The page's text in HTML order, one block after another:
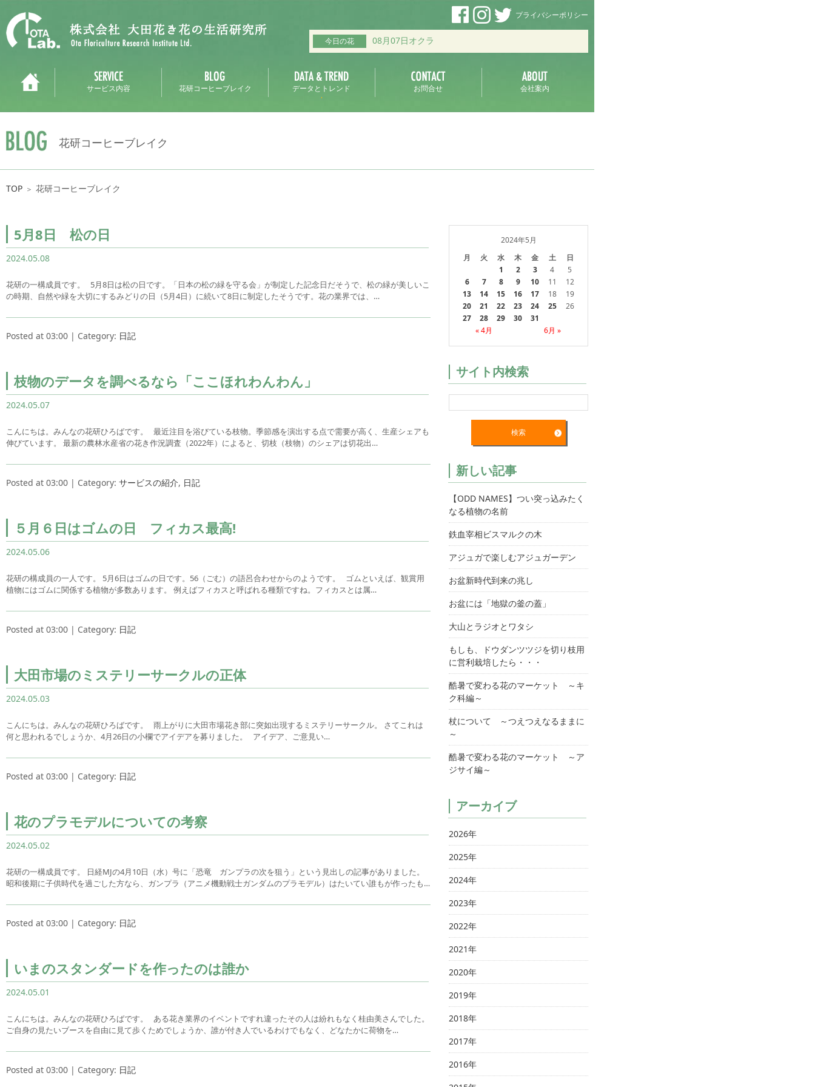
プライバシーポリシー
今日の花 08月07日オクラ
サービス内容 花研コーヒーブレイク データとトレンド お問合せ 会社案内
花研コーヒーブレイク
TOP ＞ 花研コーヒーブレイク
5月8日 松の日
2024.05.08
花研の一構成員です。 5月8日は松の日です。「日本の松の緑を守る会」が制定した記念日だそうで、松の緑が美しいこ
の時期、自然や緑を大切にするみどりの日（5月4日）に続いて8日に制定したそうです。花の業界では、…
Posted at 03:00 | Category: 日記
枝物のデータを調べるなら「ここほれわんわん」
2024.05.07
こんにちは。みんなの花研ひろばです。 最近注目を浴びている枝物。季節感を演出する点で需要が高く、生産シェアも
伸びています。 最新の農林水産省の花き作況調査（2022年）によると、切枝（枝物）のシェアは切花出…
Posted at 03:00 | Category: サービスの紹介, 日記
５月６日はゴムの日 フィカス最高!
2024.05.06
花研の構成員の一人です。 5月6日はゴムの日です。56（ごむ）の語呂合わせからのようです。 ゴムといえば、観賞用
植物にはゴムに関係する植物が多数あります。 例えばフィカスと呼ばれる種類ですね。フィカスとは属…
Posted at 03:00 | Category: 日記
大田市場のミステリーサークルの正体
2024.05.03
こんにちは。みんなの花研ひろばです。 雨上がりに大田市場花き部に突如出現するミステリーサークル。 さてこれは
何と思われるでしょうか、4月26日の小欄でアイデアを募りました。 アイデア、ご意見い…
Posted at 03:00 | Category: 日記
花のプラモデルについての考察
2024.05.02
花研の一構成員です。 日経MJの4月10日（水）号に「恐竜 ガンプラの次を狙う」という見出しの記事がありました。
昭和後期に子供時代を過ごした方なら、ガンプラ（アニメ機動戦士ガンダムのプラモデル）はたいてい誰もが作ったも…
Posted at 03:00 | Category: 日記
いまのスタンダードを作ったのは誰か
2024.05.01
こんにちは。みんなの花研ひろばです。 ある花き業界のイベントですれ違ったその人は紛れもなく桂由美さんでした。
ご自身の見たいブースを自由に見て歩くためでしょうか、誰が付き人でいるわけでもなく、どなたかに荷物を…
Posted at 03:00 | Category: 日記
2024年5月
月
火 水 木 金 土 日
« 4月 6月 »
1 2 3 4
5
6
7 8 9 10 11
12
13
14 15 16 17 18
19
20
21 22 23 24 25
26
27
28 29 30 31
サイト内検索
新しい記事
【ODD NAMES】つい突っ込みたく
なる植物の名前
鉄血宰相ビスマルクの木
アジュガで楽しむアジュガーデン
お盆新時代到来の兆し
お盆には「地獄の釜の蓋」
大山とラジオとワタシ
もしも、ドウダンツツジを切り枝用
に営利栽培したら・・・
酷暑で変わる花のマーケット ～キ
ク科編～
杖について ～つえつえなるままに
～
酷暑で変わる花のマーケット ～ア
ジサイ編～
アーカイブ
2026年
2025年
2024年
2023年
2022年
2021年
2020年
2019年
2018年
2017年
2016年